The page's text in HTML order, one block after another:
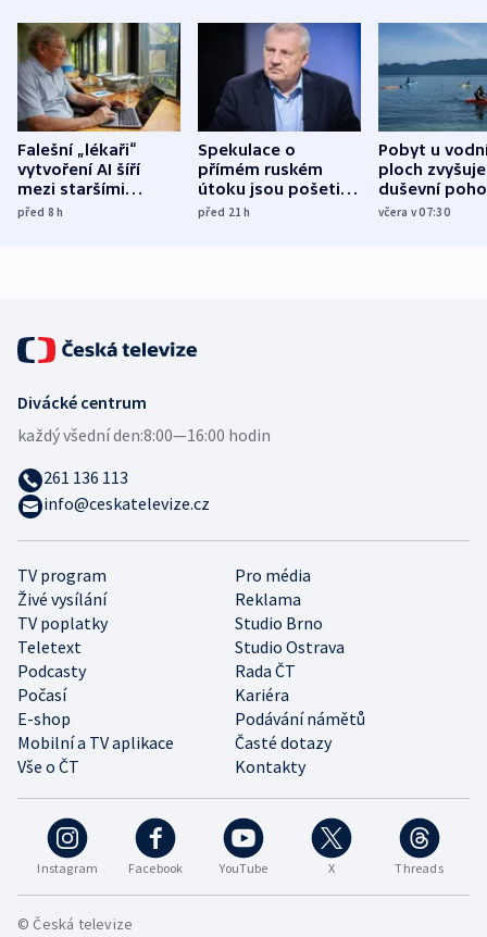
Falešní „lékaři“
vytvoření AI šíří
mezi staršími
Poláky nebezpečné
před 8h
Spekulace o
přímém ruském
útoku jsou pošetilé,
míní estonský
před 21h
Pobyt u
ploch zvyšuje
duševní
ukázala
včera v 07:30
Instagram Facebook YouTube X Threads
TV program
Pro média
Živé vysílání
Reklama
TV poplatky
Studio Brno
Teletext
Studio Ostrava
Podcasty
Rada ČT
Počasí
Kariéra
E-shop
Podávání námětů
Mobilní a TV aplikace
Časté dotazy
Vše o ČT
Kontakty
Divácké centrum
každý všední den:8:00—16:00 hodin
261 136 113
info@ceskatelevize.cz
© Česká televize